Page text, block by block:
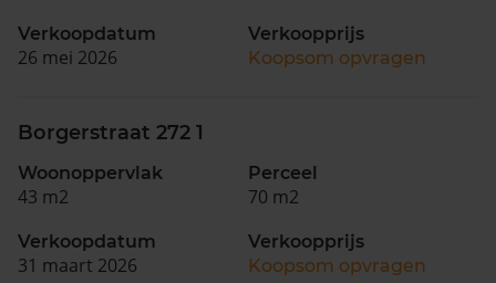
Verkoopdatum
26 mei 2026
Verkoopprijs
Koopsom opvragen
Borgerstraat 272 1
Woonoppervlak
43 m2
Perceel
70 m2
Verkoopdatum
31 maart 2026
Verkoopprijs
Koopsom opvragen